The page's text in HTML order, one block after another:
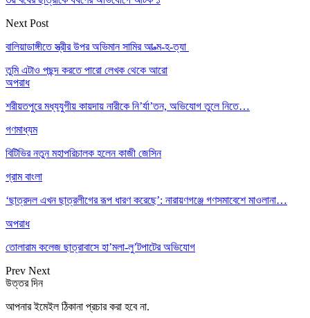
Next Post
বালিয়াডাঙ্গীতে স্ত্রীর উপর অভিমান সামির আ-ত্ম-হ-ত্যা
তুমি এটাও পছন্দ করতে পারো লেখক থেকে আরো
অপরাধ
শরীয়তপুরে মধ্যযুগীয় কায়দায় নারীকে নি’র্যা’তন, অভিযোগ তুলে নিতে…
গণমাধ্যম
বিটিভির নতুন মহাপরিচালক হলেন কাজী জেসিন
গ্রাম বাংলা
‘ছাত্রদল এখন ছাত্রলীগের রূপ ধারণ করেছে’: নারায়ণগঞ্জে গণসমাবেশে মাওলানা…
অপরাধ
তোলারাম কলেজ ছাত্রাবাসে হা’মলা-লু’টপাটের অভিযোগ
Prev Next
উত্তর দিন
আপনার ইমেইল ঠিকানা প্রচার করা হবে না.